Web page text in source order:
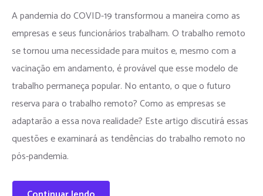
A pandemia do COVID-19 transformou a maneira como as
empresas e seus funcionários trabalham. O trabalho remoto
se tornou uma necessidade para muitos e, mesmo com a
vacinação em andamento, é provável que esse modelo de
trabalho permaneça popular. No entanto, o que o futuro
reserva para o trabalho remoto? Como as empresas se
adaptarão a essa nova realidade? Este artigo discutirá essas
questões e examinará as tendências do trabalho remoto no
pós-pandemia.